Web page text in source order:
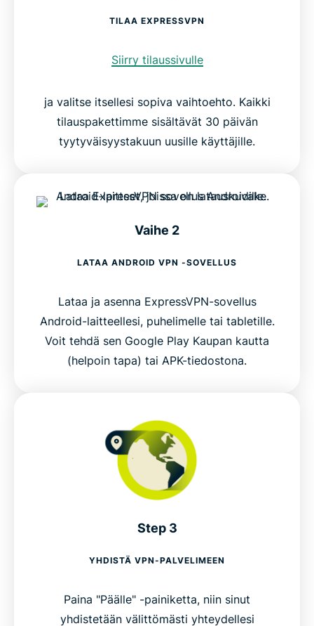
TILAA EXPRESSVPN
Siirry tilaussivulle
ja valitse itsellesi sopiva vaihtoehto. Kaikki
tilauspakettimme sisältävät 30 päivän
tyytyväisyystakuun uusille käyttäjille.
Vaihe 2
LATAA ANDROID VPN -SOVELLUS
Lataa ja asenna ExpressVPN-sovellus
Android-laitteellesi, puhelimelle tai tabletille.
Voit tehdä sen Google Play Kaupan kautta
(helpoin tapa) tai APK-tiedostona.
Step 3
YHDISTÄ VPN-PALVELIMEEN
Paina "Päälle" -painiketta, niin sinut
yhdistetään välittömästi yhteydellesi